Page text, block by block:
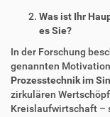
Was ist Ihr
es Sie?
In der Forschung
genannten
Prozesstechnik im
zirkulären
Kreislaufwirtschaft –